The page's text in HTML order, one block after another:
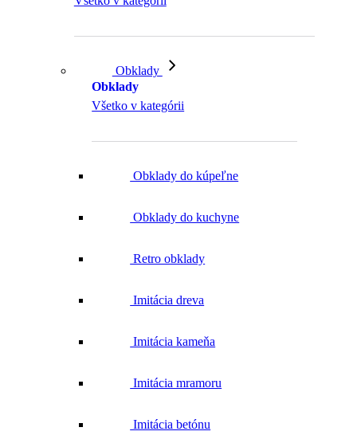
Obklady
Obklady
Všetko v kategórii
Obklady do kúpeľne
Obklady do kuchyne
Retro obklady
Imitácia dreva
Imitácia kameňa
Imitácia mramoru
Imitácia betónu